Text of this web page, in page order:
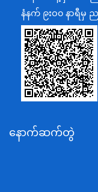
ပြန်ကြားရေးဝန်က
သာသနာရေးနှင့် ယ
စိုက်ပျိုးရေး၊မွေး
ပို့ဆောင်ရေးနှင့်ဆ
သယံဇာတနှင့်ပတ်ဝန်
အလုပ်သမား၊လူဝ
နံနက် ၉းဝ၀ နာရီမှ
နောက်ဆက်တွဲ